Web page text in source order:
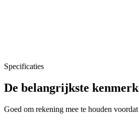
Specificaties
De belangrijkste
Goed om rekening mee te houden